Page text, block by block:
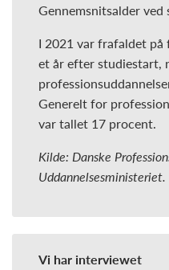
Gennemsnitsalder
I 2021 var frafaldet på
et år efter studiestart,
Generelt for
var tallet 17 procent.
Kilde: Danske
Uddannelsesministeriet.
Vi har interviewet